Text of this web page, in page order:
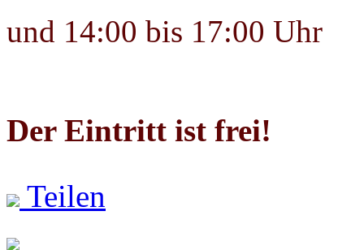
und 14:00 bis 17:00 Uhr
Der Eintritt ist frei!
Teilen